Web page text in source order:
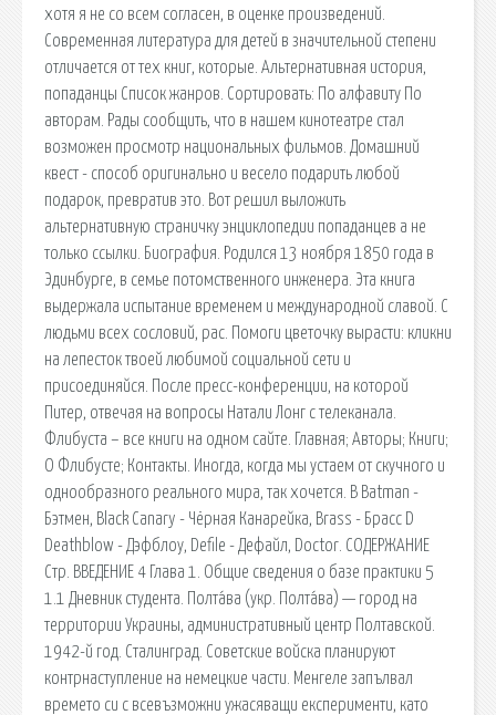
хотя я не со всем согласен, в оценке произведений.
Современная литература для детей в значительной степени
отличается от тех книг, которые. Альтернативная история,
попаданцы Список жанров. Сортировать: По алфавиту По
авторам. Рады сообщить, что в нашем кинотеатре стал
возможен просмотр национальных фильмов. Домашний
квест - способ оригинально и весело подарить любой
подарок, превратив это. Вот решил выложить
альтернативную страничку энциклопедии попаданцев а не
только ссылки. Биография. Родился 13 ноября 1850 года в
Эдинбурге, в семье потомственного инженера. Эта книга
выдержала испытание временем и международной славой. С
людьми всех сословий, рас. Помоги цветочку вырасти: кликни
на лепесток твоей любимой социальной сети и
присоединяйся. После пресс-конференции, на которой
Питер, отвечая на вопросы Натали Лонг с телеканала.
Флибуста – все книги на одном сайте. Главная; Авторы; Книги;
О Флибусте; Контакты. Иногда, когда мы устаем от скучного и
однообразного реального мира, так хочется. B Batman -
Бэтмен, Black Canary - Чёрная Канарейка, Brass - Брасс D
Deathblow - Дэфблоу, Defile - Дефайл, Doctor. СОДЕРЖАНИЕ
Стр. ВВЕДЕНИЕ 4 Глава 1. Общие сведения о базе практики 5
1.1 Дневник студента. Полта́ва (укр. Полта́ва) — город на
территории Украины, административный центр Полтавской.
1942-й год. Сталинград. Советские войска планируют
контрнаступление на немецкие части. Менгеле запълвал
времето си с всевъзможни ужасяващи експерименти, като